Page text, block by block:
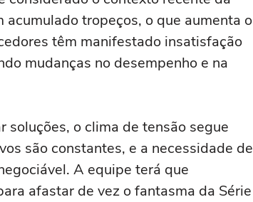
tropeços, o que aumenta o
têm manifestado insatisfação
mudanças no desempenho e na
soluções, o clima de tensão segue
são constantes, e a necessidade de
A equipe terá que
afastar de vez o fantasma da Série